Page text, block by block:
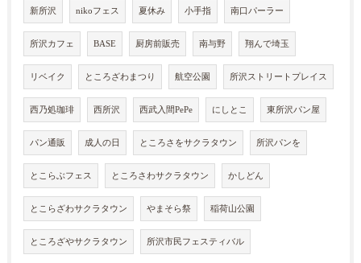
新所沢 nikoフェス 夏休み 小手指 南口パーラー
所沢カフェ BASE 厨房前販売 南与野 翔んで埼玉
リベイク ところざわまつり 航空公園 所沢ストリートプレイス
西乃処珈琲 西所沢 西武入間PePe にしとこ 東所沢パン屋
パン通販 成人の日 ところさをサクラタウン 所沢パンを
とこらぶフェス ところさわサクラタウン かしどん
とこらざわサクラタウン やまそら祭 稲荷山公園
ところざやサクラタウン 所沢市民フェスティバル